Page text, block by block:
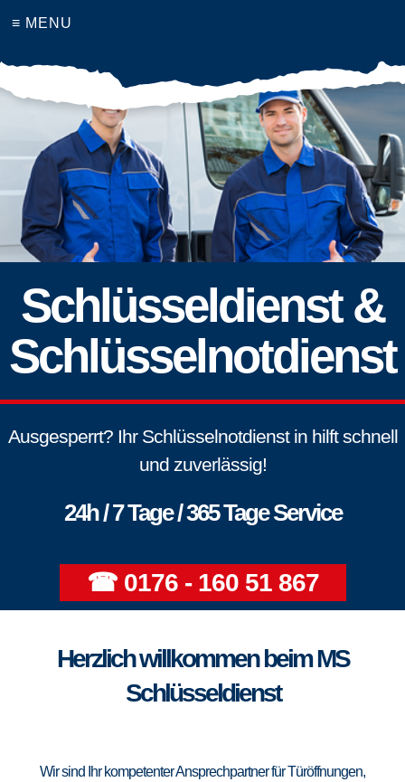
≡ MENU
Schlüsseldienst &
Schlüsselnotdienst
Ausgesperrt? Ihr Schlüsselnotdienst in hilft schnell
und zuverlässig!
24h / 7 Tage / 365 Tage Service
☎ 0176 - 160 51 867
Herzlich willkommen beim MS
Schlüsseldienst
Wir sind Ihr kompetenter Ansprechpartner für Türöffnungen,